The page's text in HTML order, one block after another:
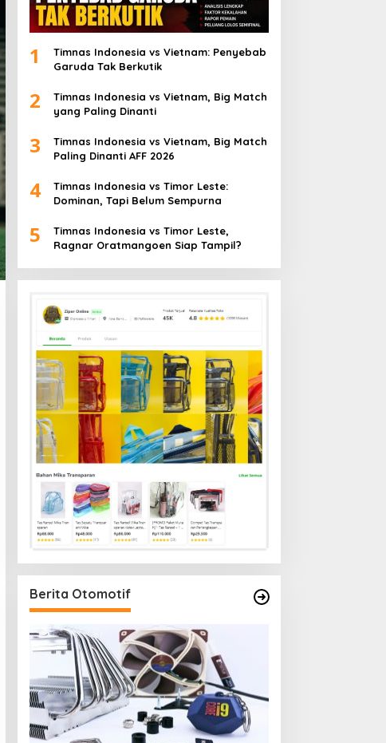
1
Timnas Indonesia vs Vietnam: Penyebab
Garuda Tak Berkutik
2
Timnas Indonesia vs Vietnam, Big Match
yang Paling Dinanti
3
Timnas Indonesia vs Vietnam, Big Match
Paling Dinanti AFF 2026
4
Timnas Indonesia vs Timor Leste:
Dominan, Tapi Belum Sempurna
5
Timnas Indonesia vs Timor Leste,
Ragnar Oratmangoen Siap Tampil?
Berita Otomotif